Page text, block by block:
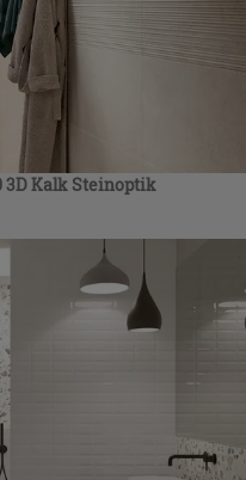
3D Kalk Steinoptik